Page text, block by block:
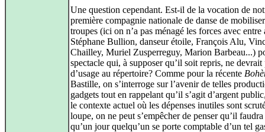
Une question cependant. Est-il de la vocation de
première compagnie nationale de danse de
troupes (ici on n’a pas ménagé les forces avec entre
Stéphane Bullion, danseur étoile, François Alu,
Chailley, Muriel Zusperreguy, Marion Barbeau...)
spectacle qui, à supposer qu’il soit repris, ne devrait
d’usage au répertoire? Comme pour la récente
Bastille, on s’interroge sur l’avenir de telles
gadgets tout en rappelant qu’il s’agit d’argent
le contexte actuel où les dépenses inutiles sont
loupe, on ne peut s’empêcher de penser qu’il
qu’un jour quelqu’un se porte comptable d’un tel